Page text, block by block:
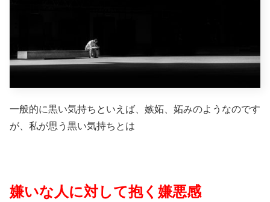
一般的に黒い気持ちといえば、嫉妬、妬みのようなのです
が、私が思う黒い気持ちとは
嫌いな人に対して抱く嫌悪感